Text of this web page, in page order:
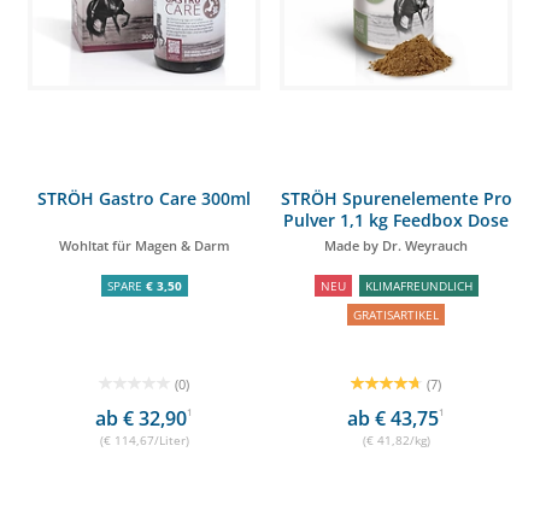
STRÖH Gastro Care 300ml
Wohltat für Magen & Darm
SPARE € 3,50
(0)
ab € 32,901
(€ 114,67/Liter)
STRÖH Spurenelemente Pro
Pulver 1,1 kg Feedbox Dose
Made by Dr. Weyrauch
NEU
KLIMAFREUNDLICH
GRATISARTIKEL
(7)
ab € 43,751
(€ 41,82/kg)